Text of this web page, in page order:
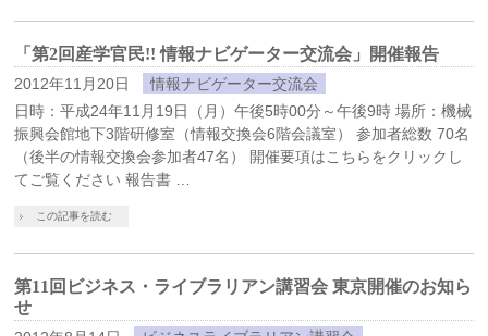
「第2回産学官民!! 情報ナビゲーター交流会」開催報告
2012年11月20日
情報ナビゲーター交流会
日時：平成24年11月19日（月）午後5時00分～午後9時 場所：機械
振興会館地下3階研修室（情報交換会6階会議室） 参加者総数 70名
（後半の情報交換会参加者47名） 開催要項はこちらをクリックし
てご覧ください 報告書 …
この記事を読む
第11回ビジネス・ライブラリアン講習会 東京開催のお知ら
せ